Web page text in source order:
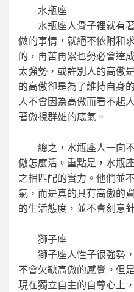
水瓶座
水瓶座人骨子裡就有著
做的事情，就絕不依附和
的，再苦再累也勢必會達
太強勢，或許別人的高傲
的高傲卻是為了維持自身
人不會因為高傲而看不起
著傲視群雄的底氣。
總之，水瓶座人一向不
傲怎麼活。重點是，水瓶
之相匹配的實力。他們並
氣，而是真的具有高傲的
的生活態度，並不會刻意
獅子座
獅子座人性子很強勢，
不會欠缺高傲的感覺。但
現在獨立自主的自尊心上